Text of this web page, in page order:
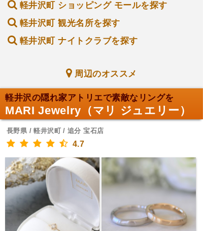
軽井沢町 ショッピング モールを探す
軽井沢町 観光名所を探す
軽井沢町 ナイトクラブを探す
周辺のオススメ
軽井沢の隠れ家アトリエで素敵なリングを
MARI Jewelry（マリ ジュエリー）
長野県 / 軽井沢町 / 追分 宝石店
4.7